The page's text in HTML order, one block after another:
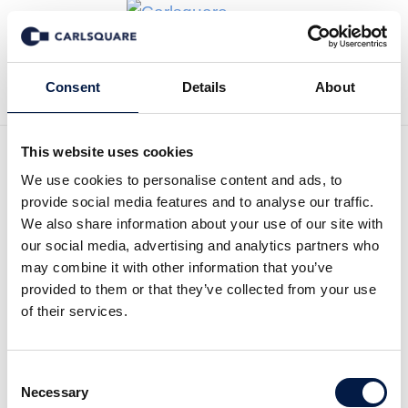
Consent Details About
This website uses cookies
We use cookies to personalise content and ads, to
provide social media features and to analyse our traffic.
We also share information about your use of our site with
our social media, advertising and analytics partners who
may combine it with other information that you’ve
provided to them or that they’ve collected from your use
of their services.
Selection
Necessary
Tillbaka till Nyheter
Analys, Precise Biometrics:
Nya kunder ger fortsatt
tillväxt
Precise Biometrics (PB) har ett unikt